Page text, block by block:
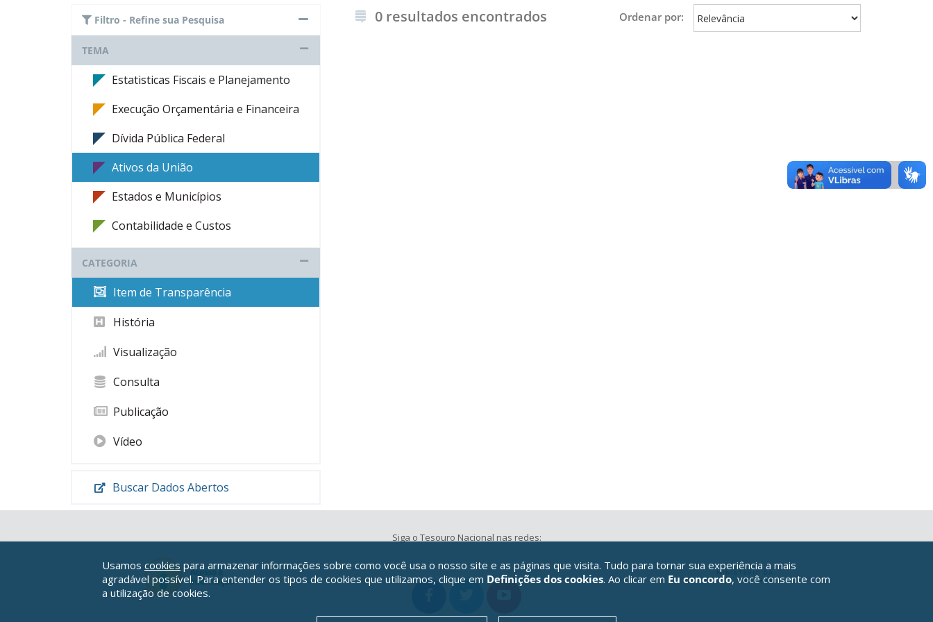
Filtro - Refine sua Pesquisa
TEMA
Estatisticas Fiscais e Planejamento
Execução Orçamentária e Financeira
Dívida Pública Federal
Ativos da União
Estados e Municípios
Contabilidade e Custos
CATEGORIA
Item de Transparência
História
Visualização
Consulta
Publicação
Vídeo
Buscar Dados Abertos
0 resultados encontrados Ordenar por:
Siga o Tesouro Nacional nas redes:
Usamos cookies para armazenar informações sobre como você usa o nosso site e as páginas que visita. Tudo para tornar sua experiência a mais
agradável possível. Para entender os tipos de cookies que utilizamos, clique em Definições dos cookies. Ao clicar em Eu concordo, você consente com
a utilização de cookies.